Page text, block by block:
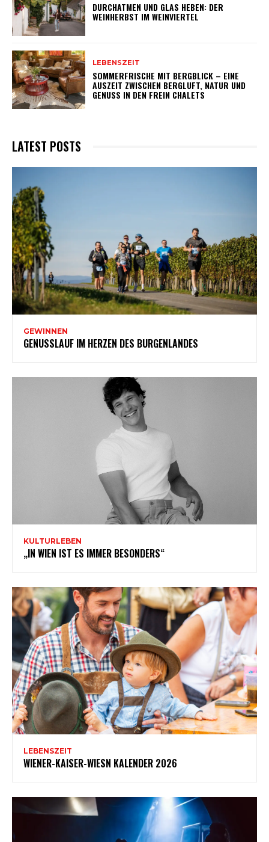
DURCHATMEN UND GLAS HEBEN: DER
WEINHERBST IM WEINVIERTEL
LEBENSZEIT
SOMMERFRISCHE MIT BERGBLICK – EINE
AUSZEIT ZWISCHEN BERGLUFT, NATUR UND
GENUSS IN DEN FREIN CHALETS
LATEST POSTS
GEWINNEN
GENUSSLAUF IM HERZEN DES BURGENLANDES
KULTURLEBEN
„IN WIEN IST ES IMMER BESONDERS“
LEBENSZEIT
WIENER-KAISER-WIESN KALENDER 2026